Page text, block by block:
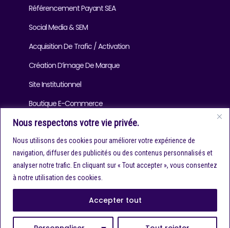
Nous respectons votre vie privée.
Nous utilisons des cookies pour améliorer votre expérience de
navigation, diffuser des publicités ou des contenus personnalisés et
analyser notre trafic. En cliquant sur « Tout accepter », vous consentez
à notre utilisation des cookies.
Accepter tout
Infos Contact
Référencement Payant SEA
Social Media & SEM
Acquisition De Trafic / Activation
Création D’image De Marque
Site Institutionnel
Boutique E-Commerce
Blog